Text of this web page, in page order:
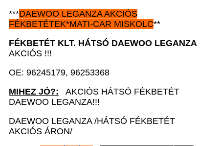
***DAEWOO LEGANZA AKCIÓS
FÉKBETÉTEK*MATI-CAR MISKOLC**
FÉKBETÉT KLT. HÁTSÓ DAEWOO LEGANZA
AKCIÓS !!!
OE: 96245179, 96253368
MIHEZ JÓ?: AKCIÓS HÁTSÓ FÉKBETÉT
DAEWOO LEGANZA!!!
DAEWOO LEGANZA /HÁTSÓ FÉKBETÉT
AKCIÓS ÁRON/